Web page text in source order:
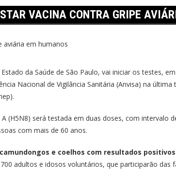
VACINA CONTRA GRIPE
da Saúde de São Paulo, vai iniciar os testes,
Nacional de Vigilância Sanitária (Anvisa) na
(H5N8) será testada em duas doses, com intervalo
com mais de 60 anos.
e coelhos com resultados
adultos e idosos voluntários, que participarão das